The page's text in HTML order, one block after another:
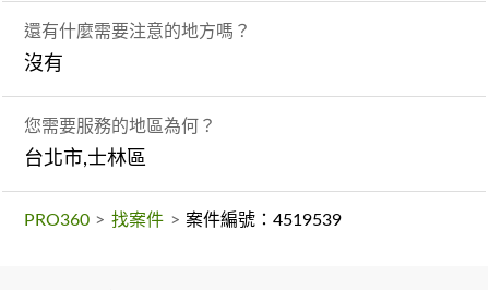
還有什麼需要注意的地方嗎？
沒有
您需要服務的地區為何？
台北市,士林區
PRO360 > 找案件 > 案件編號：4519539